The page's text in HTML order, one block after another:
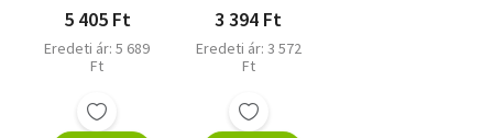
5 405 Ft
Eredeti ár: 5 689
Ft
3 394 Ft
Eredeti ár: 3 572
Ft